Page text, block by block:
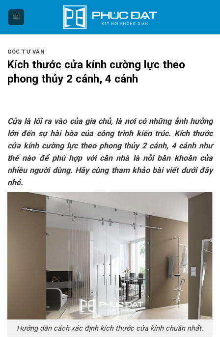
GÓC TƯ VẤN
Kích thước cửa kính cường lực theo
phong thủy 2 cánh, 4 cánh
Cửa là lối ra vào của gia chủ, là nơi có những ảnh hưởng
lớn đến sự hài hòa của công trình kiến trúc. Kích thước
cửa kính cường lực theo phong thủy 2 cánh, 4 cánh như
thế nào để phù hợp với căn nhà là nỗi băn khoăn của
nhiều người dùng. Hãy cùng tham khảo bài viết dưới đây
nhé.
Hướng dẫn cách xác định kích thước cửa kính chuẩn nhất.